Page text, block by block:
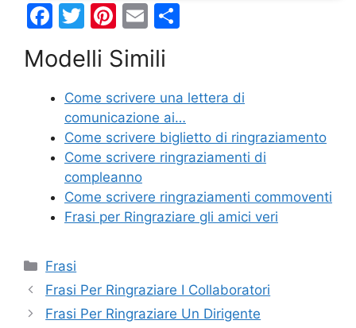
F
c
e
b
o
o
k
T
itt
er
Pi
er
e
st
E
ai
l
di
vi
di
Modelli Simili
Come scrivere una lettera di
comunicazione ai…
Come scrivere biglietto di ringraziamento
Come scrivere ringraziamenti di
compleanno
Come scrivere ringraziamenti commoventi
Frasi per Ringraziare gli amici veri
Categorie
Frasi
Frasi Per Ringraziare I Collaboratori
Frasi Per Ringraziare Un Dirigente